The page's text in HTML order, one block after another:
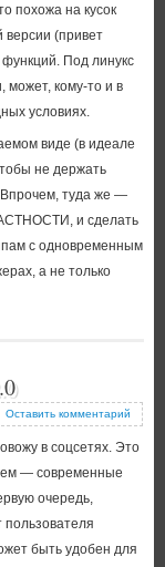
похожа на кусок
версии (привет
Под линукс
может, кому-то и в
условиях.
виде (в идеале
не держать
туда же —
и сделать
с одновременным
а не только
Оставить комментарий
в соцсетях. Это
— современные
очередь,
пользователя
быть удобен для